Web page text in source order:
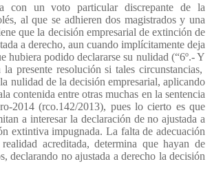
con un voto particular discrepante de la
al que se adhieren dos magistrados y una
que la decisión empresarial de extinción de
a derecho, aun cuando implícitamente deja
hubiera podido declararse su nulidad (“6º.- Y
presente resolución si tales circunstancias,
nulidad de la decisión empresarial, aplicando
contenida entre otras muchas en la sentencia
2014 (rco.142/2013), pues lo cierto es que
a interesar la declaración de no ajustada a
extintiva impugnada. La falta de adecuación
acreditada, determina que hayan de
declarando no ajustada a derecho la decisión